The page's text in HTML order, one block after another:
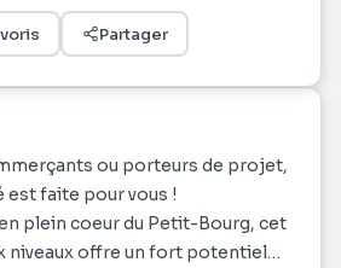
Partager
ou porteurs de projet,
faite pour vous !
plein coeur du Petit-Bourg, cet
niveaux offre un fort potentiel